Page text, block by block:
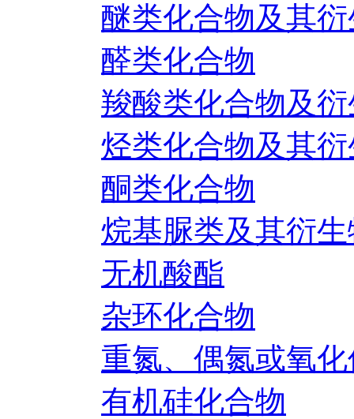
醚类化合物及其
醛类化合物
羧酸类化合物及
烃类化合物及其
酮类化合物
烷基脲类及其衍
无机酸酯
杂环化合物
重氮、偶氮或氧
有机硅化合物